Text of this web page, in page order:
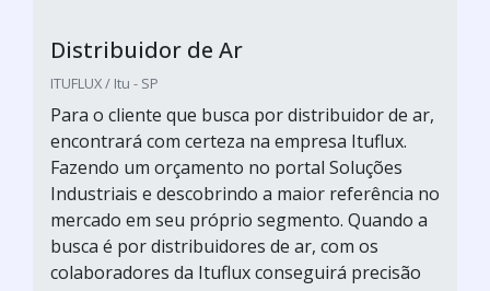
Distribuidor de Ar
ITUFLUX / Itu - SP
Para o cliente que busca por distribuidor de ar,
encontrará com certeza na empresa Ituflux.
Fazendo um orçamento no portal Soluções
Industriais e descobrindo a maior referência no
mercado em seu próprio segmento. Quando a
busca é por distribuidores de ar, com os
colaboradores da Ituflux conseguirá precisão